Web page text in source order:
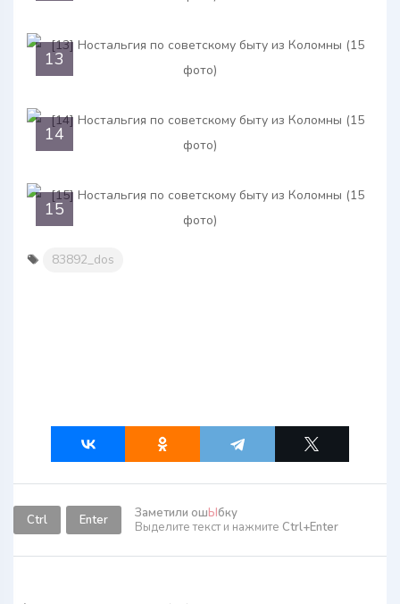
13
14
15
83892_dos
Ctrl Enter Заметили ошЫбку
Выделите текст и нажмите Ctrl+Enter